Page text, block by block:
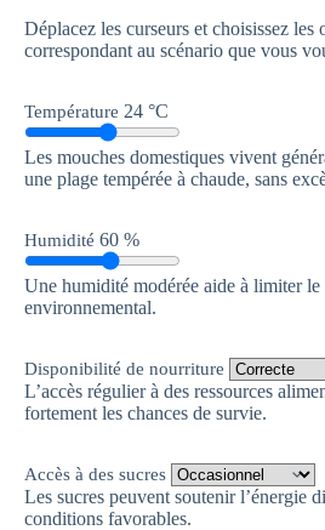
Déplacez les curseurs et choisissez les
correspondant au scénario que vous
Température 24 °C
Les mouches domestiques vivent
une plage tempérée à chaude, sans
Humidité 60 %
Une humidité modérée aide à limiter le
environnemental.
Disponibilité de nourriture
L’accès régulier à des ressources
fortement les chances de survie.
Accès à des sucres
Les sucres peuvent soutenir l’énergie
conditions favorables.